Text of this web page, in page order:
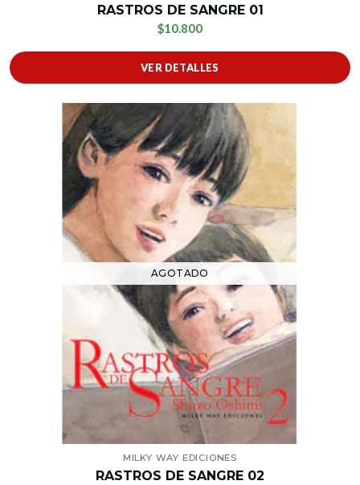
RASTROS DE SANGRE 01
$10.800
VER DETALLES
AGOTADO
MILKY WAY EDICIONES
RASTROS DE SANGRE 02